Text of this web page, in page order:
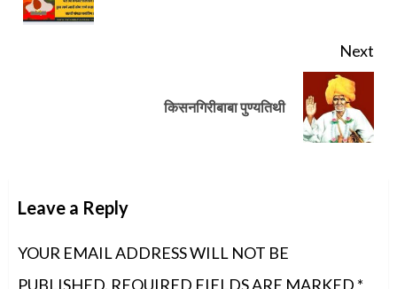
Next
किसनगिरीबाबा पुण्यतिथी
Leave a Reply
YOUR EMAIL ADDRESS WILL NOT BE
PUBLISHED. REQUIRED FIELDS ARE MARKED *